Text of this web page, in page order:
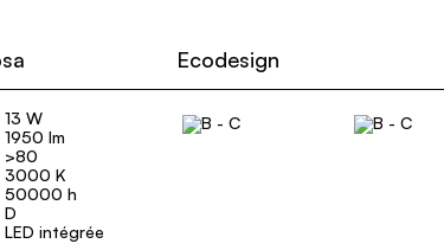
13 W
1950 lm
>80
3000 K
50000 h
D
LED intégrée
Ecodesign